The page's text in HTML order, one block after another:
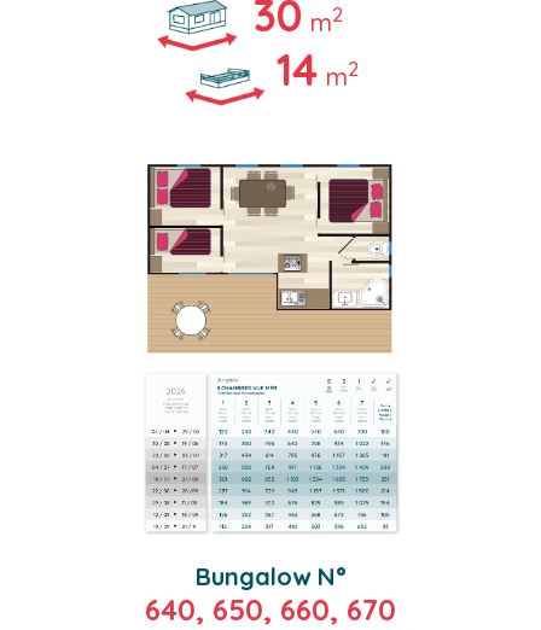
30 m2
14 m2
Bungalow N°
640, 650, 660, 670